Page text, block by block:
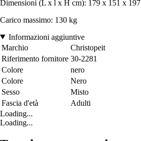
Dimensioni (L x l x H cm): 179 x 151 x 197
Carico massimo: 130 kg
Informazioni aggiuntive
Marchio
Christopeit
Riferimento fornitore 30-2281
Colore
nero
Colore
Nero
Sesso
Misto
Fascia d'età
Adulti
Loading...
Loading...